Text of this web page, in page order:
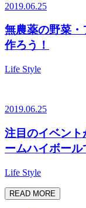
2019.06.25
無農薬の野菜
作ろう！
Life Style
2019.06.25
注目のイベン
ームハイボール
Life Style
READ MORE